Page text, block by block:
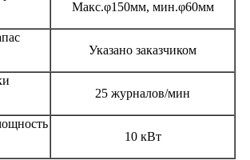
Макс.φ150мм, мин.φ60мм
Указано заказчиком
25 журналов/мин
10 кВт